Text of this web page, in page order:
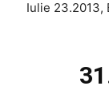
Iulie 23.2013,